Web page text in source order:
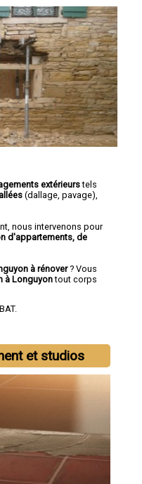
extérieurstels
allées (dallage, pavage),
nous intervenons pour
d'appartements, de
à rénover? Vous
à Longuyontout corps
et studios